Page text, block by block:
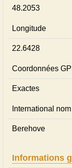
48.2053
Longitude
22.6428
Coordonnées
Exactes
International
Berehove
Informations